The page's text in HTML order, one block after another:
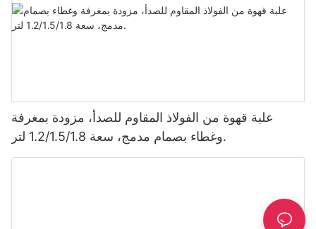
علبة قهوة من الفولاذ المقاوم للصدأ، مزودة بمغرفة
وغطاء بصمام مدمج، سعة 1.2/1.5/1.8 لتر.